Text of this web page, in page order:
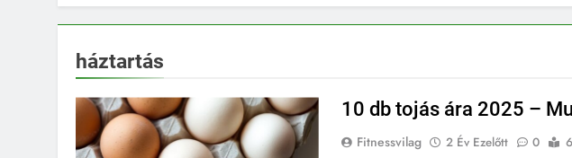
háztartás
10 db tojás ára 2025 –
Fitnessvilag 2 Év Ezelőtt 0